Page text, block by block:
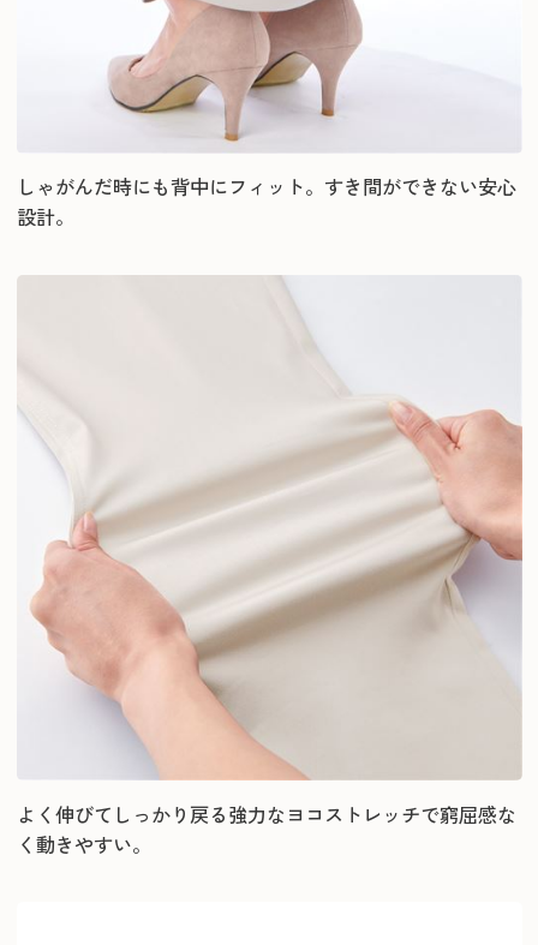
しゃがんだ時にも背中にフィット。すき間ができない安心
設計。
よく伸びてしっかり戻る強力なヨコストレッチで窮屈感な
く動きやすい。